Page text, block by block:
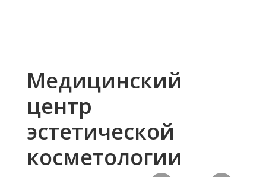
Медицинский
центр
эстетической
косметологии